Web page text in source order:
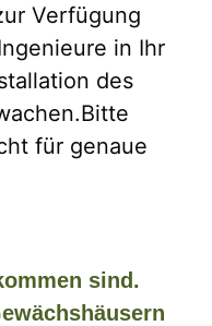
Verfügung
in Ihr
des
für genaue
sind.